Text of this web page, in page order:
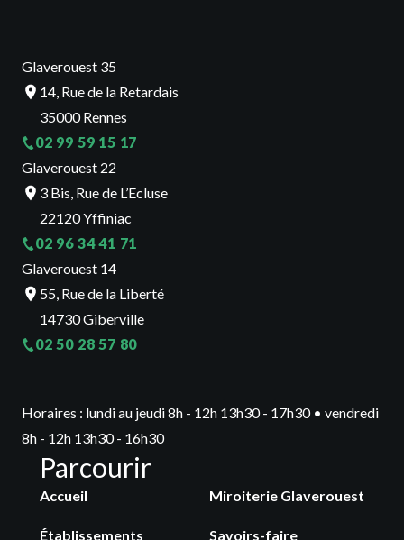
Glaverouest 35
14, Rue de la Retardais
35000 Rennes
02 99 59 15 17
Glaverouest 22
3 Bis, Rue de L’Ecluse
22120 Yffiniac
02 96 34 41 71
Glaverouest 14
55, Rue de la Liberté
14730 Giberville
02 50 28 57 80
Horaires : lundi au jeudi 8h - 12h 13h30 - 17h30 • vendredi
8h - 12h 13h30 - 16h30
Parcourir
Accueil Miroiterie Glaverouest
Établissements Savoirs-faire